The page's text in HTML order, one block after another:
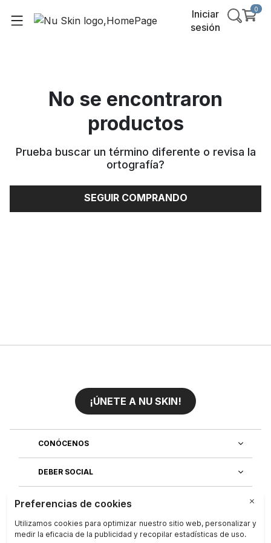
Iniciar
sesión
0
No se encontraron
productos
Prueba buscar un término diferente o revisa la
ortografía?
SEGUIR COMPRANDO
¡ÚNETE A NU SKIN!
CONÓCENOS
DEBER SOCIAL
ÚNETE AL EQUIPO
DESCUBRE NUESTRAS APLICACIONES